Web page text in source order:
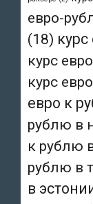
евро-
(18)
курс
курс
евро к
рублю в
к рублю
рублю в
в